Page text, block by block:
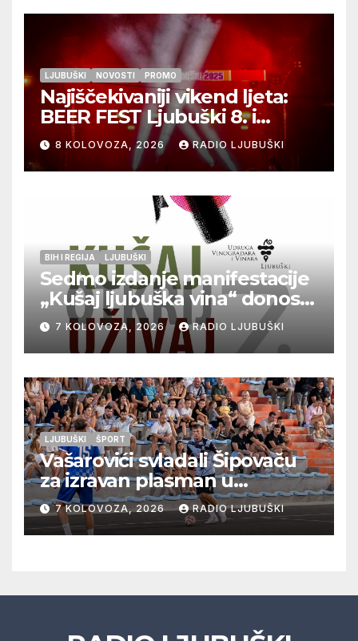
LJUBUŠKI NOVOSTI PROMO
Najiščekivaniji vikend ljeta:
BEER FEST Ljubuški 8. i
9.kolovoza
8 KOLOVOZA, 2026 RADIO LJUBUŠKI
BIH I REGIJA LJUBUŠKI
Sedmo izdanje manifestacije
„Kušaj ljubuška vina“ donosi
vrhunska vina, gastronomiju i
glazbu
7 KOLOVOZA, 2026 RADIO LJUBUŠKI
LJUBUŠKI ŠPORT
Vašarovići svladali Šipovaču
za izravan plasman u
četvrtfinale, Grab izborio
prolazak dalje, Klobuk ispao,
večeras počinje četvrtfinale
7 KOLOVOZA, 2026 RADIO LJUBUŠKI